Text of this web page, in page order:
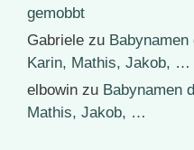
gemobbt
Gabriele zu
Karin, Mathis, Jakob, …
elbowin zu Babynamen
Mathis, Jakob, …